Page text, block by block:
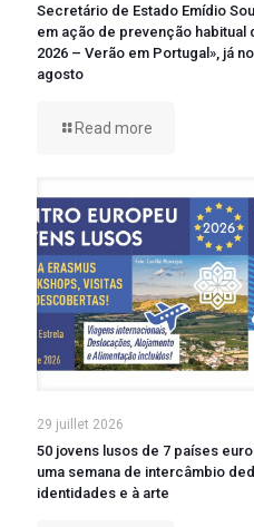
Secretário de Estado Emídio
em ação de prevenção habitual
2026 – Verão em Portugal», já
agosto
Read more
29 juillet 2026
50 jovens lusos de 7 países
uma semana de intercâmbio
identidades e à arte